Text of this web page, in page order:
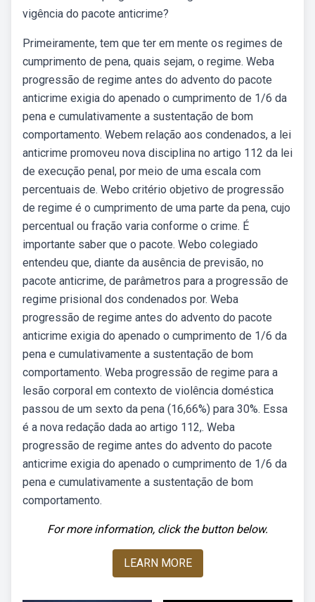
vigência do pacote anticrime?
Primeiramente, tem que ter em mente os regimes de
cumprimento de pena, quais sejam, o regime. Weba
progressão de regime antes do advento do pacote
anticrime exigia do apenado o cumprimento de 1/6 da
pena e cumulativamente a sustentação de bom
comportamento. Webem relação aos condenados, a lei
anticrime promoveu nova disciplina no artigo 112 da lei
de execução penal, por meio de uma escala com
percentuais de. Webo critério objetivo de progressão
de regime é o cumprimento de uma parte da pena, cujo
percentual ou fração varia conforme o crime. É
importante saber que o pacote. Webo colegiado
entendeu que, diante da ausência de previsão, no
pacote anticrime, de parâmetros para a progressão de
regime prisional dos condenados por. Weba
progressão de regime antes do advento do pacote
anticrime exigia do apenado o cumprimento de 1/6 da
pena e cumulativamente a sustentação de bom
comportamento. Weba progressão de regime para a
lesão corporal em contexto de violência doméstica
passou de um sexto da pena (16,66%) para 30%. Essa
é a nova redação dada ao artigo 112,. Weba
progressão de regime antes do advento do pacote
anticrime exigia do apenado o cumprimento de 1/6 da
pena e cumulativamente a sustentação de bom
comportamento.
For more information, click the button below.
LEARN MORE